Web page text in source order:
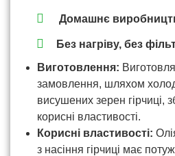
Домашнє
Без нагріву, без
Виготовлення:
замовлення, шляхом
висушених зерен гірчиці,
корисні властивості.
Корисні властивості:
з насіння гірчиці має